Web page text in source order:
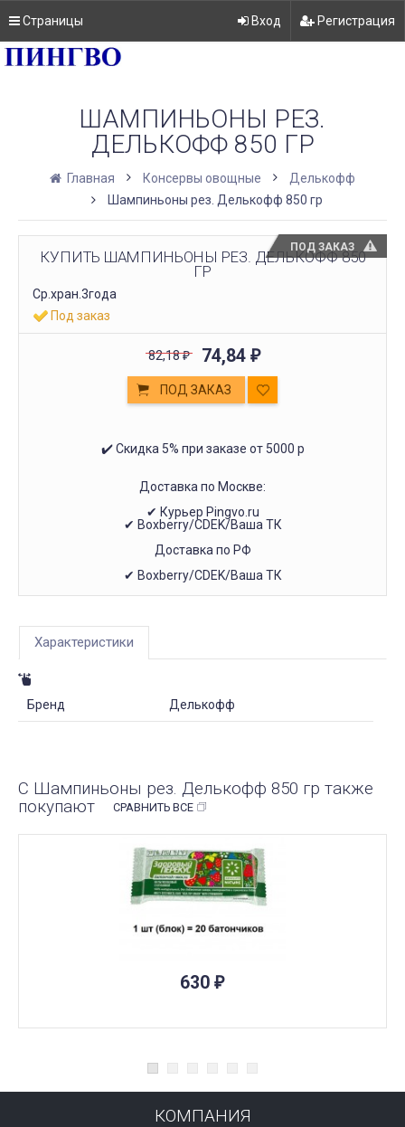
Страницы Вход Регистрация
ШАМПИНЬОНЫ РЕЗ.
ДЕЛЬКОФФ 850 ГР
Главная Консервы овощные
Делькофф
Шампиньоны рез. Делькофф 850 гр
ПОД ЗАКАЗ
КУПИТЬ ШАМПИНЬОНЫ РЕЗ. ДЕЛЬКОФФ 850
ГР
Ср.хран.3года
Под заказ
82,18₽ 74,84 ₽
ПОД ЗАКАЗ
✔️ Скидка 5% при заказе от 5000 р
Доставка по Москве:
✔ Курьер Pingvo.ru
✔ Boxberry/CDEK/Ваша ТК
Доставка по РФ
✔ Boxberry/CDEK/Ваша ТК
Характеристики
Бренд Делькофф
С Шампиньоны рез. Делькофф 850 гр также
покупают
СРАВНИТЬ ВСЕ
630 ₽
КОМПАНИЯ